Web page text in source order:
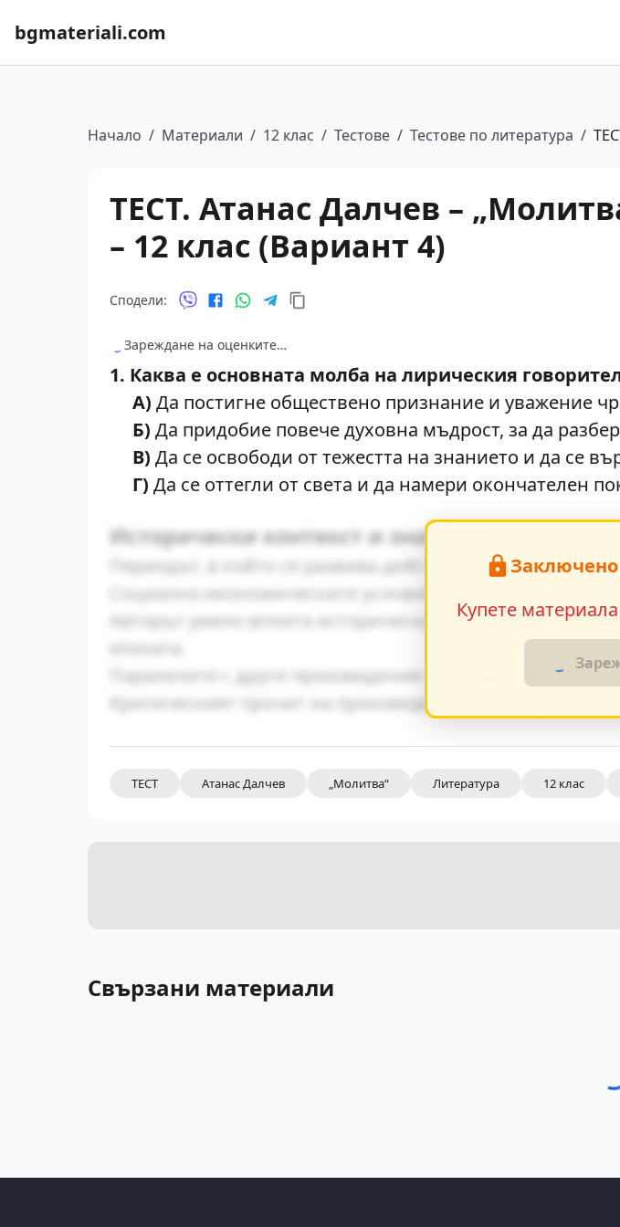
bgmateriali.com
Начало / Материали / 12 клас / Тестове / Тестове по литература /
ТЕСТ. Атанас Далчев –
– 12 клас (Вариант 4)
Сподели:
Зареждане на оценките…
1. Каква е основната молба на лирическия
А) Да постигне обществено признание и уважение
Б) Да придобие повече духовна мъдрост, за да
В) Да се освободи от тежестта на знанието и да се
Г) Да се оттегли от света и да намери окончателен
Исторически контекст и значение
Периодът, в който се развива действието, е от
Социално-икономическите условия оказват влияние
Авторът умело вплита исторически факти в
епохата.
Паралелите с други произведения от същия период
Критическият прочит на произведението разкрива
Купете
ТЕСТ Атанас Далчев „Молитва“ Литература 12 клас
Свързани материали